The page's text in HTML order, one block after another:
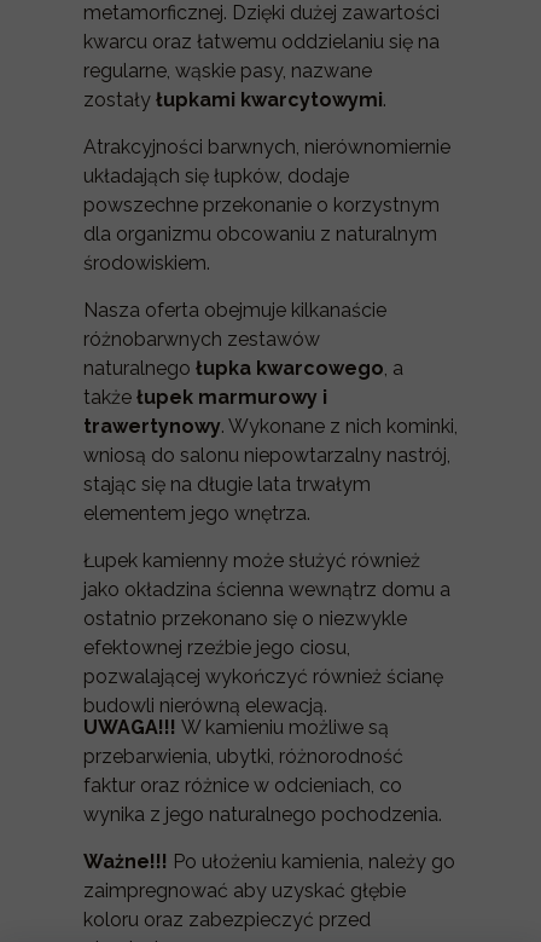
metamorficznej. Dzięki dużej zawartości
kwarcu oraz łatwemu oddzielaniu się na
regularne, wąskie pasy, nazwane
zostały łupkami kwarcytowymi.
Atrakcyjności barwnych, nierównomiernie
układająch się łupków, dodaje
powszechne przekonanie o korzystnym
dla organizmu obcowaniu z naturalnym
środowiskiem.
Nasza oferta obejmuje kilkanaście
różnobarwnych zestawów
naturalnego łupka kwarcowego, a
także łupek marmurowy i
trawertynowy. Wykonane z nich kominki,
wniosą do salonu niepowtarzalny nastrój,
stając się na długie lata trwałym
elementem jego wnętrza.
Łupek kamienny może służyć również
jako okładzina ścienna wewnątrz domu a
ostatnio przekonano się o niezwykle
efektownej rzeźbie jego ciosu,
pozwalającej wykończyć również ścianę
budowli nierówną elewacją.
UWAGA!!! W kamieniu możliwe są
przebarwienia, ubytki, różnorodność
faktur oraz różnice w odcieniach, co
wynika z jego naturalnego pochodzenia.
Ważne!!! Po ułożeniu kamienia, należy go
zaimpregnować aby uzyskać głębie
koloru oraz zabezpieczyć przed